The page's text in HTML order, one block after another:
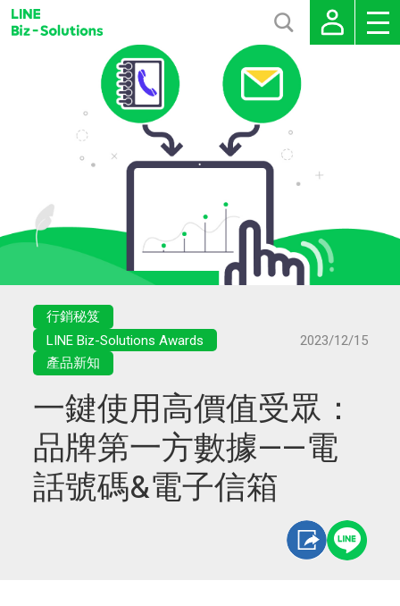
行銷秘笈
LINE Biz-Solutions Awards
產品新知
2023/12/15
一鍵使用高價值受眾：
品牌第一方數據——電
話號碼&電子信箱